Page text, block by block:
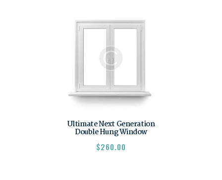
Ultimate Next Generation
Double Hung Window
$260.00